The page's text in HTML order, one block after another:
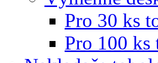
Pro 30 ks
Pro 100